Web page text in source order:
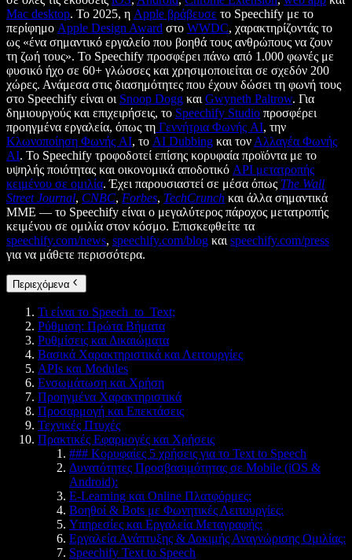
Mac desktop. Το 2025, η Apple βράβευσε το Speechify με το
περίφημο Apple Design Award στο WWDC, χαρακτηρίζοντάς το
ως «ένα σημαντικό εργαλείο που βοηθά τους ανθρώπους να ζουν
τη ζωή τους». Το Speechify προσφέρει πάνω από 1.000 φωνές με
φυσικό ήχο σε 60+ γλώσσες και χρησιμοποιείται σε σχεδόν 200
χώρες. Ανάμεσα στις διασημότητες που έχουν δώσει τη φωνή τους
στο Speechify είναι οι Snoop Dogg και Gwyneth Paltrow. Για
δημιουργούς και επιχειρήσεις, το Speechify Studio προσφέρει
προηγμένα εργαλεία, όπως τη Γεννήτρια Φωνής AI, την
Κλωνοποίηση Φωνής AI, το AI Dubbing και τον Αλλαγέα Φωνής
AI. Το Speechify τροφοδοτεί επίσης κορυφαία προϊόντα με το
υψηλής ποιότητας και οικονομικά αποδοτικό API μετατροπής
κειμένου σε ομιλία. Έχει παρουσιαστεί σε μέσα όπως The Wall
Street Journal, CNBC, Forbes, TechCrunch και άλλα σημαντικά
ΜΜΕ — το Speechify είναι ο μεγαλύτερος πάροχος μετατροπής
κειμένου σε ομιλία στον κόσμο. Επισκεφθείτε τα
speechify.com/news, speechify.com/blog και speechify.com/press
για να μάθετε περισσότερα.
Περιεχόμενα
Τι είναι το Speech_to_Text;
Ρύθμιση: Πρώτα Βήματα
Ρυθμίσεις και Δικαιώματα
Βασικά Χαρακτηριστικά και Λειτουργίες
APIs και Modules
Ενσωμάτωση και Χρήση
Προηγμένα Χαρακτηριστικά
Προσαρμογή και Επεκτάσεις
Τεχνικές Πτυχές
Πρακτικές Εφαρμογές και Χρήσεις
### Κορυφαίες 5 χρήσεις για το Text to Speech
Δυνατότητες Προσβασιμότητας σε Mobile (iOS &
Android):
E-Learning και Online Πλατφόρμες:
Βοηθοί & Bots με Φωνητικές Λειτουργίες:
Υπηρεσίες και Εργαλεία Μεταγραφής:
Εργαλεία Ανάπτυξης & Δοκιμής Αναγνώρισης Ομιλίας:
Speechify Text to Speech